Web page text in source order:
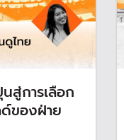
สู่การเลือก
ของฝ่าย